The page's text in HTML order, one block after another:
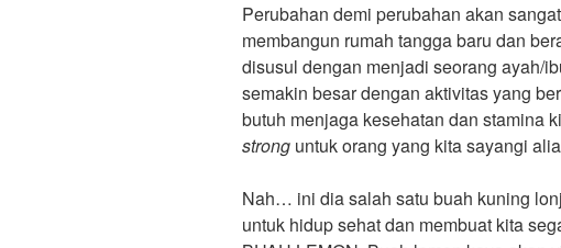
Perubahan demi perubahan akan
membangun rumah tangga baru dan
disusul dengan menjadi seorang ayah/
semakin besar dengan aktivitas yang
butuh menjaga kesehatan dan stamina
strong untuk orang yang kita sayangi
Nah… ini dia salah satu buah kuning
untuk hidup sehat dan membuat kita